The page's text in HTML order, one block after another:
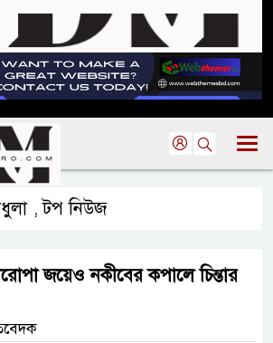
,টপ নিউজ
জয়েও নকীবের কপালে চিন্তার